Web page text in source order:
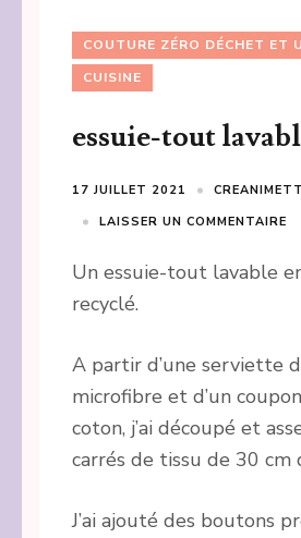
COUTURE ZÉRO DÉCHET ET
CUISINE
essuie-tout
17 JUILLET 2021
LAISSER UN COMMENTAIRE
Un essuie-tout lavable
recyclé.
A partir d’une serviette
microfibre et d’un
coton, j’ai découpé et
carrés de tissu de 30 cm
J’ai ajouté des boutons